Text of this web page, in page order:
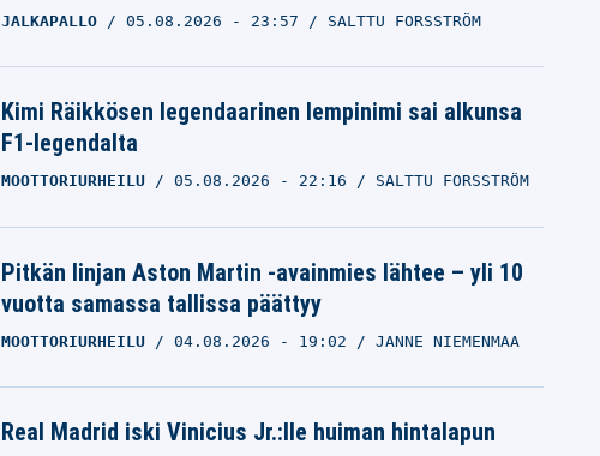
JALKAPALLO 05.08.2026 - 23:57 SALTTU FORSSTRÖM
Kimi Räikkösen legendaarinen lempinimi sai alkunsa
F1-legendalta
MOOTTORIURHEILU 05.08.2026 - 22:16 SALTTU FORSSTRÖM
Pitkän linjan Aston Martin -avainmies lähtee – yli 10
vuotta samassa tallissa päättyy
MOOTTORIURHEILU 04.08.2026 - 19:02 JANNE NIEMENMAA
Real Madrid iski Vinicius Jr.:lle huiman hintalapun